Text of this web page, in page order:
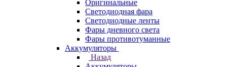
Оригинальные
Светодиодная фара
Светодиодные ленты
Фары дневного света
Фары противотуманные
Аккумуляторы
Назад